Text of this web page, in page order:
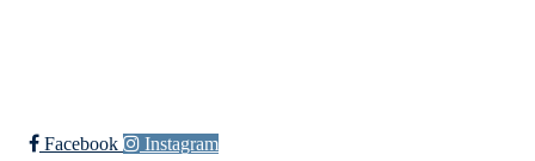
Facebook Instagram